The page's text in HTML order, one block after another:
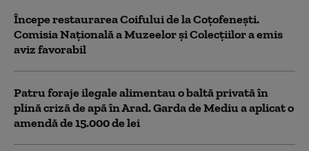
Începe restaurarea Coifului de la Coțofenești.
Comisia Naţională a Muzeelor şi Colecţiilor a emis
aviz favorabil
Patru foraje ilegale alimentau o baltă privată în
plină criză de apă în Arad. Garda de Mediu a aplicat o
amendă de 15.000 de lei